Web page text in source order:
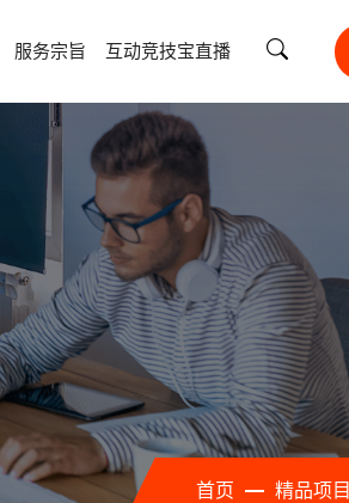
服务宗旨 互动竞技宝直播
首页 精品项目